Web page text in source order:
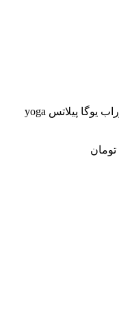
جوراب یوگا پیلاتس yoga
تومان